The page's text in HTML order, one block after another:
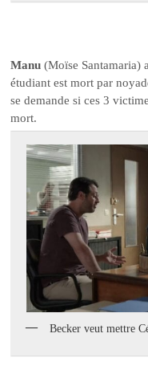
Manu (Moïse Santamaria)
étudiant est mort par
se demande si ces 3
mort.
Becker veut mettre